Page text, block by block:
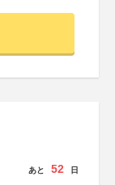
あと 52 日